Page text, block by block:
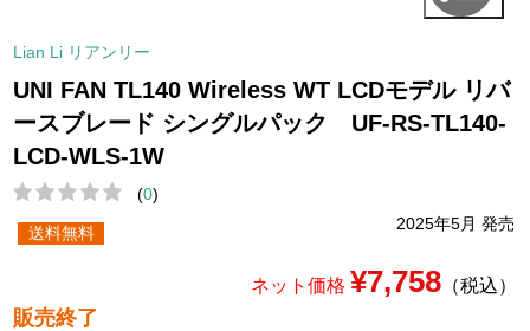
Lian Li リアンリー
UNI FAN TL140 Wireless WT LCDモデル リバ
ースブレード シングルパック UF-RS-TL140-
LCD-WLS-1W
(0)
2025年5月 発売
送料無料
ネット価格 ¥7,758（税込）
販売終了